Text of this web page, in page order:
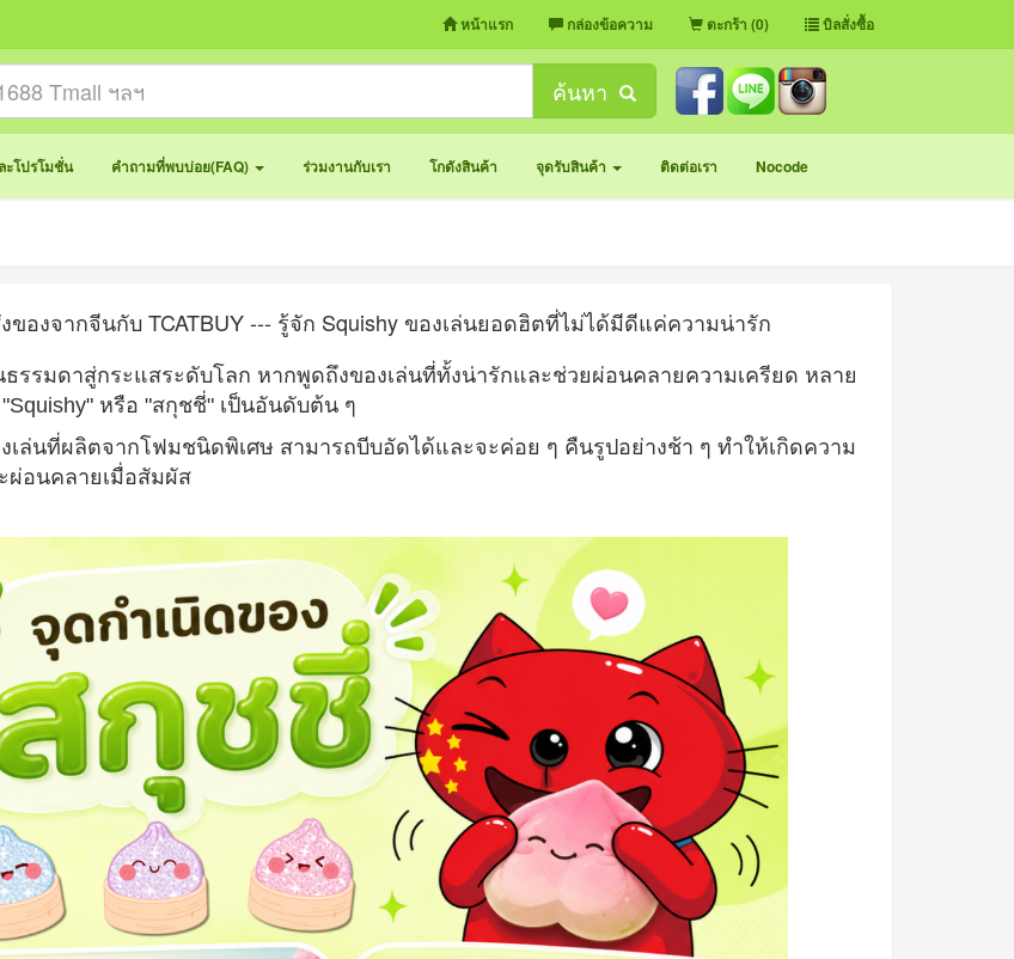
หน้าแรก กล่องข้อความ ตะกร้า (0) บิลสั่งซื้อ
ค้นหา
ะโปรโมชั่น คำถามที่พบบ่อย(FAQ) ร่วมงานกับเรา โกดังสินค้า จุดรับสินค้า ติดต่อเรา Nocode
ของจากจีนกับ TCATBUY --- รู้จัก Squishy ของเล่นยอดฮิตที่ไม่ได้มีดีแค่ความน่ารัก
ธรรมดาสู่กระแสระดับโลก หากพูดถึงของเล่นที่ทั้งน่ารักและช่วยผ่อนคลายความเครียด หลาย
Squishy" หรือ "สกุชชี่" เป็นอันดับต้น ๆ
เล่นที่ผลิตจากโฟมชนิดพิเศษ สามารถบีบอัดได้และจะค่อย ๆ คืนรูปอย่างช้า ๆ ทำให้เกิดความ
ผ่อนคลายเมื่อสัมผัส